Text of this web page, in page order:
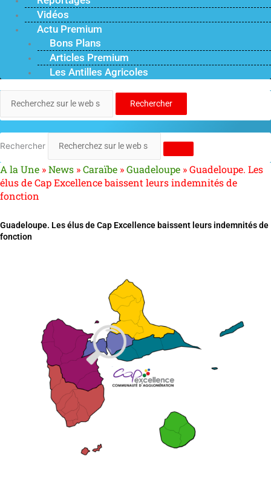
Vidéos
Actu Premium
Bons Plans
Articles Premium
Les Antilles Agricoles
Rechercher
Rechercher
A la Une »News »Caraïbe »Guadeloupe »Guadeloupe. Les
élus de Cap Excellence baissent leurs indemnités de
fonction
Guadeloupe. Les élus de Cap Excellence baissent leurs indemnités de
fonction